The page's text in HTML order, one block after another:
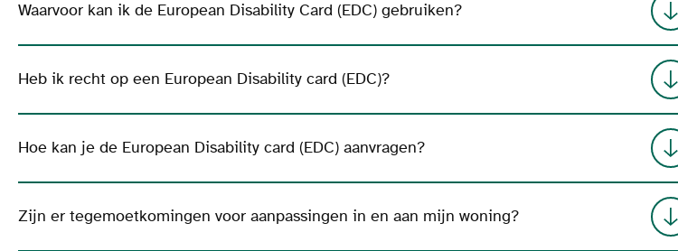
Waarvoor kan ik de European Disability Card (EDC) gebruiken?
Heb ik recht op een European Disability card (EDC)?
Hoe kan je de European Disability card (EDC) aanvragen?
Zijn er tegemoetkomingen voor aanpassingen in en aan mijn woning?